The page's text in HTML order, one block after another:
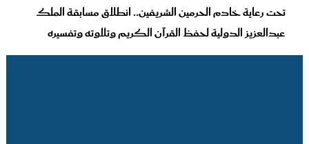
تحت رعاية خادم الحرمين الشريفين.. انطلاق مسابقة الملك
عبدالعزيز الدولية لحفظ القرآن الكريم وتلاوته وتفسيره